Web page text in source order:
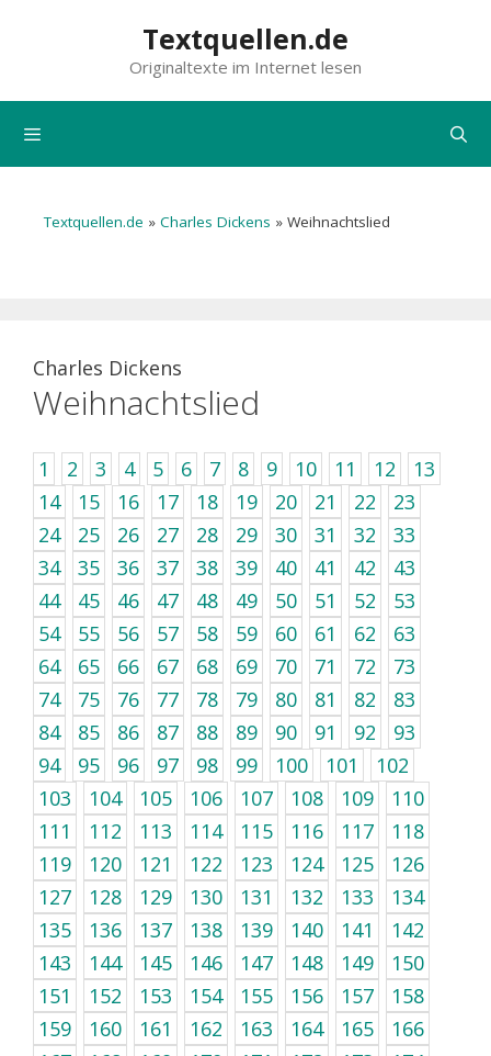
Textquellen.de
Originaltexte im Internet lesen
Textquellen.de » Charles Dickens » Weihnachtslied
Charles Dickens
Weihnachtslied
1 2 3 4 5 6 7 8 9 10 11 12
13
14
15 16 17 18 19 20 21 22
23
24
25 26 27 28 29 30 31 32
33
34
35 36 37 38 39 40 41 42
43
44
45 46 47 48 49 50 51 52
53
54
55 56 57 58 59 60 61 62
63
64
65 66 67 68 69 70 71 72
73
74
75 76 77 78 79 80 81 82
83
84
85 86 87 88 89 90 91 92
93
94
95 96 97 98 99 100 101
102
103
104 105 106 107 108 109
110
111
112 113 114 115 116 117
118
119
120 121 122 123 124 125
126
127
128 129 130 131 132 133
134
135
136 137 138 139 140 141
142
143
144 145 146 147 148 149
150
151
152 153 154 155 156 157
158
159
160 161 162 163 164 165
166